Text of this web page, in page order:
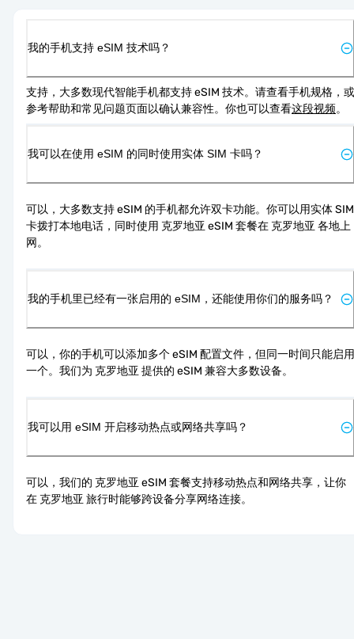
我的手机支持 eSIM 技术吗？
支持，大多数现代智能手机都支持 eSIM 技术。请查看手机规格，或
参考帮助和常见问题页面以确认兼容性。你也可以查看这段视频。
我可以在使用 eSIM 的同时使用实体 SIM 卡吗？
可以，大多数支持 eSIM 的手机都允许双卡功能。你可以用实体 SIM
卡拨打本地电话，同时使用 克罗地亚 eSIM 套餐在 克罗地亚 各地上
网。
我的手机里已经有一张启用的 eSIM，还能使用你们的服务吗？
可以，你的手机可以添加多个 eSIM 配置文件，但同一时间只能启用
一个。我们为 克罗地亚 提供的 eSIM 兼容大多数设备。
我可以用 eSIM 开启移动热点或网络共享吗？
可以，我们的 克罗地亚 eSIM 套餐支持移动热点和网络共享，让你
在 克罗地亚 旅行时能够跨设备分享网络连接。